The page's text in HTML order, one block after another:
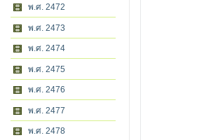
พ.ศ. 2472
พ.ศ. 2473
พ.ศ. 2474
พ.ศ. 2475
พ.ศ. 2476
พ.ศ. 2477
พ.ศ. 2478